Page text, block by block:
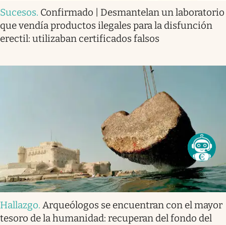
Sucesos. Confirmado | Desmantelan un laboratorio
que vendía productos ilegales para la disfunción
erectil: utilizaban certificados falsos
Hallazgo. Arqueólogos se encuentran con el mayor
tesoro de la humanidad: recuperan del fondo del